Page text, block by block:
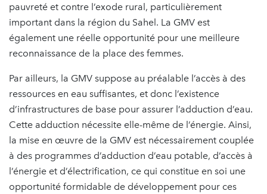
pauvreté et contre l’exode rural, particulièrement
important dans la région du Sahel. La GMV est
également une réelle opportunité pour une meilleure
reconnaissance de la place des femmes.
Par ailleurs, la GMV suppose au préalable l’accès à des
ressources en eau suffisantes, et donc l’existence
d’infrastructures de base pour assurer l’adduction d’eau.
Cette adduction nécessite elle-même de l’énergie. Ainsi,
la mise en œuvre de la GMV est nécessairement couplée
à des programmes d’adduction d’eau potable, d’accès à
l’énergie et d’électrification, ce qui constitue en soi une
opportunité formidable de développement pour ces